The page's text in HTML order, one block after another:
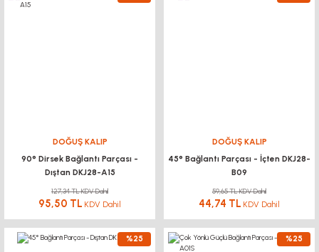
DOĞUŞ KALIP
90° Dirsek Bağlantı Parçası -
Dıştan DKJ28-A15
127,34 TL KDV Dahil
95,50 TL KDV Dahil
DOĞUŞ KALIP
45° Bağlantı Parçası - İçten DKJ28-
B09
59,65 TL KDV Dahil
44,74 TL KDV Dahil
%25 %25